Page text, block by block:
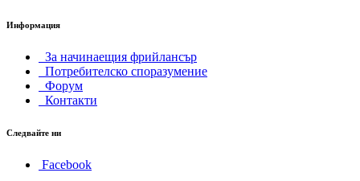
Информация
За начинаещия фрийлансър
Потребителско споразумение
Форум
Контакти
Следвайте ни
Facebook